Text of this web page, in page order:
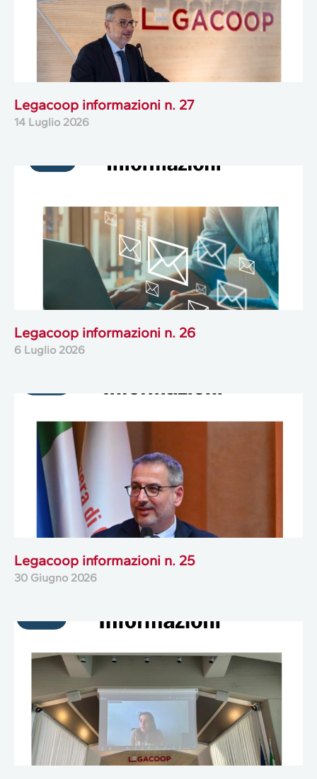
Legacoop informazioni n. 27
14 Luglio 2026
Legacoop informazioni n. 26
6 Luglio 2026
Legacoop informazioni n. 25
30 Giugno 2026